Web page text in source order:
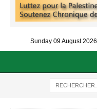
Sunday 09 August 2026